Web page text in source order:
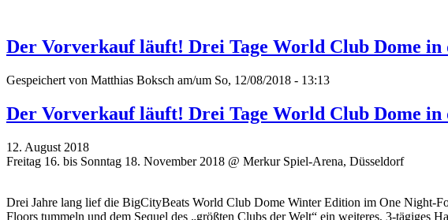
Der Vorverkauf läuft! Drei Tage World Club Dome
Gespeichert von Matthias Boksch am/um So, 12/08/2018 - 13:13
Der Vorverkauf läuft! Drei Tage World Club Dome
12. August 2018
Freitag 16. bis Sonntag 18. November 2018 @ Merkur Spiel-Arena, Düsseldorf
Drei Jahre lang lief die BigCityBeats World Club Dome Winter Edition im One Night-
Floors tummeln und dem Sequel des „größten Clubs der Welt“ ein weiteres, 3-tägiges